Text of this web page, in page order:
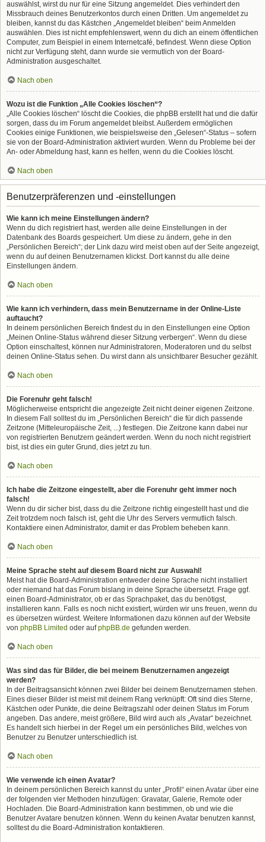
auswählst, wirst du nur für eine Sitzung angemeldet. Dies verhindert den
Missbrauch deines Benutzerkontos durch einen Dritten. Um angemeldet zu
bleiben, kannst du das Kästchen „Angemeldet bleiben“ beim Anmelden
auswählen. Dies ist nicht empfehlenswert, wenn du dich an einem öffentlichen
Computer, zum Beispiel in einem Internetcafé, befindest. Wenn diese Option
nicht zur Verfügung steht, dann wurde sie vermutlich von der Board-
Administration ausgeschaltet.
Nach oben
Wozu ist die Funktion „Alle Cookies löschen“?
„Alle Cookies löschen“ löscht die Cookies, die phpBB erstellt hat und die dafür
sorgen, dass du im Forum angemeldet bleibst. Außerdem ermöglichen
Cookies einige Funktionen, wie beispielsweise den „Gelesen“-Status – sofern
sie von der Board-Administration aktiviert wurden. Wenn du Probleme bei der
An- oder Abmeldung hast, kann es helfen, wenn du die Cookies löscht.
Nach oben
Benutzerpräferenzen und -einstellungen
Wie kann ich meine Einstellungen ändern?
Wenn du dich registriert hast, werden alle deine Einstellungen in der
Datenbank des Boards gespeichert. Um diese zu ändern, gehe in den
„Persönlichen Bereich“; der Link dazu wird meist oben auf der Seite angezeigt,
wenn du auf deinen Benutzernamen klickst. Dort kannst du alle deine
Einstellungen ändern.
Nach oben
Wie kann ich verhindern, dass mein Benutzername in der Online-Liste
auftaucht?
In deinem persönlichen Bereich findest du in den Einstellungen eine Option
„Meinen Online-Status während dieser Sitzung verbergen“. Wenn du diese
Option einschaltest, können nur Administratoren, Moderatoren und du selbst
deinen Online-Status sehen. Du wirst dann als unsichtbarer Besucher gezählt.
Nach oben
Die Forenuhr geht falsch!
Möglicherweise entspricht die angezeigte Zeit nicht deiner eigenen Zeitzone.
In diesem Fall solltest du im „Persönlichen Bereich“ die für dich passende
Zeitzone (Mitteleuropäische Zeit, ...) festlegen. Die Zeitzone kann dabei nur
von registrierten Benutzern geändert werden. Wenn du noch nicht registriert
bist, ist dies ein guter Grund, dies jetzt zu tun.
Nach oben
Ich habe die Zeitzone eingestellt, aber die Forenuhr geht immer noch
falsch!
Wenn du dir sicher bist, dass du die Zeitzone richtig eingestellt hast und die
Zeit trotzdem noch falsch ist, geht die Uhr des Servers vermutlich falsch.
Kontaktiere einen Administrator, damit er das Problem beheben kann.
Nach oben
Meine Sprache steht auf diesem Board nicht zur Auswahl!
Meist hat die Board-Administration entweder deine Sprache nicht installiert
oder niemand hat das Forum bislang in deine Sprache übersetzt. Frage ggf.
einen Board-Administrator, ob er das Sprachpaket, das du benötigst,
installieren kann. Falls es noch nicht existiert, würden wir uns freuen, wenn du
es übersetzen würdest. Weitere Informationen dazu können auf der Website
von phpBB Limited oder aufphpBB.de gefunden werden.
Nach oben
Was sind das für Bilder, die bei meinem Benutzernamen angezeigt
werden?
In der Beitragsansicht können zwei Bilder bei deinem Benutzernamen stehen.
Eines dieser Bilder ist meist mit deinem Rang verknüpft: Oft sind dies Sterne,
Kästchen oder Punkte, die deine Beitragszahl oder deinen Status im Forum
angeben. Das andere, meist größere, Bild wird auch als „Avatar“ bezeichnet.
Es handelt sich hierbei in der Regel um ein persönliches Bild, welches von
Benutzer zu Benutzer unterschiedlich ist.
Nach oben
Wie verwende ich einen Avatar?
In deinem persönlichen Bereich kannst du unter „Profil“ einen Avatar über eine
der folgenden vier Methoden hinzufügen: Gravatar, Galerie, Remote oder
Hochladen. Die Board-Administration kann bestimmen, ob und wie die
Benutzer Avatare benutzen können. Wenn du keinen Avatar benutzen kannst,
solltest du die Board-Administration kontaktieren.